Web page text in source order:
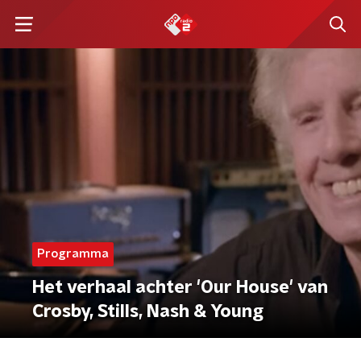
Programma
Het verhaal achter 'Our House' van
Crosby, Stills, Nash & Young